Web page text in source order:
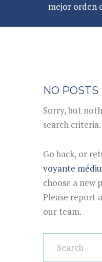
mejor orden
NO
Sorry, but
search criteria.
Go back, or
voyante
choose a new
Please report
our team.